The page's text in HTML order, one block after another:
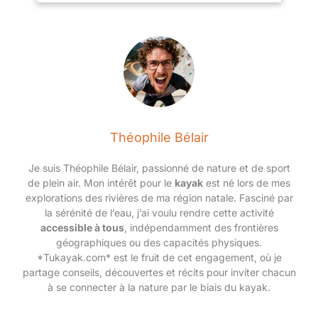
aventures
aquatiques.
poignées en
hydrophile sur les
plaquettes et les
tempes. Ces
éléments assurent un
ajustement sûr et
mouvement. Dites
ou à l'inconfort et
bonjour à une
expérience
confortable et sans
soucis. Capacité
flottante améliorée :
nous avons pris en
compte les défis
auxquels sont
Théophile Bélair
Je suis Théophile Bélair, passionné de nature et de sport
de plein air. Mon intérêt pour le kayak est né lors de mes
explorations des rivières de ma région natale. Fasciné par
la sérénité de l’eau, j’ai voulu rendre cette activité
accessible à tous, indépendamment des frontières
géographiques ou des capacités physiques.
*Tukayak.com* est le fruit de cet engagement, où je
partage conseils, découvertes et récits pour inviter chacun
à se connecter à la nature par le biais du kayak.